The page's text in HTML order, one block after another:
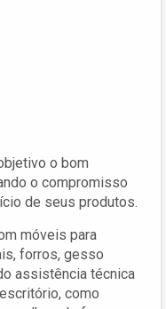
o bom
o compromisso
de seus produtos.
móveis para
forros, gesso
assistência técnica
como